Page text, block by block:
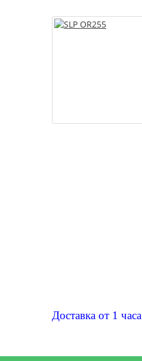
Доставка от 1 часа